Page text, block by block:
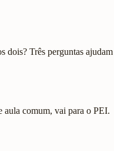
Três perguntas
aula comum, vai para o PEI.